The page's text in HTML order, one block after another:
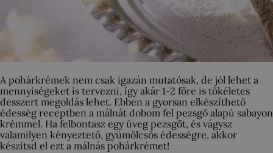
A pohárkrémek nem csak igazán mutatósak, de jól lehet a
mennyiségeket is tervezni, így akár 1-2 főre is tökéletes
desszert megoldás lehet. Ebben a gyorsan elkészíthető
édesség receptben a málnát dobom fel pezsgő alapú sabayon
krémmel. Ha felbontasz egy üveg pezsgőt, és vágysz
valamilyen kényeztető, gyümölcsös édességre, akkor
készítsd el ezt a málnás pohárkrémet!